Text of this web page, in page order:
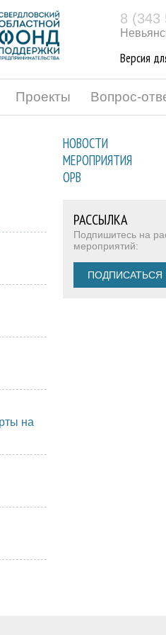
8 (343
Версия
Проекты Вопрос-
на
НОВОСТИ
МЕРОПРИЯТИЯ
ОРВ
РАССЫЛКА
Подпишитесь на
мероприятий:
ПОДПИСАТЬСЯ